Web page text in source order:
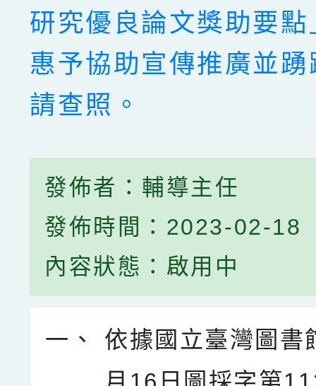
研究優良論文獎助要
惠予協助宣傳推廣並
請查照。
發佈者：輔導主任
發佈時間：2023-02-18
內容狀態：啟用中
一、
依據國立臺灣圖書